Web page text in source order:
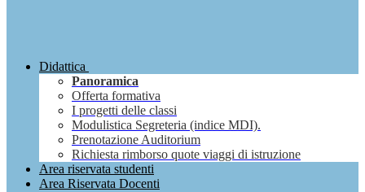
Didattica
Panoramica
Offerta formativa
I progetti delle classi
Modulistica Segreteria (indice MDI).
Prenotazione Auditorium
Richiesta rimborso quote viaggi di istruzione
Area riservata studenti
Area Riservata Docenti